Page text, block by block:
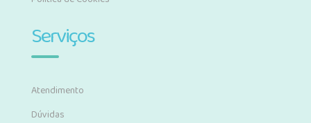
Serviços
Atendimento
Dúvidas